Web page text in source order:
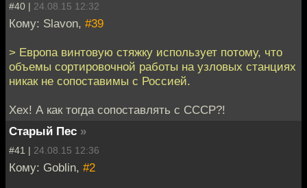
#40 | 24.08.15 12:32
Кому: Slavon, #39
> Европа винтовую стяжку использует потому, что
объемы сортировочной работы на узловых станциях
никак не сопоставимы с Россией.
Хех! А как тогда сопоставлять с СССР?!
Старый Пес »
#41 | 24.08.15 12:36
Кому: Goblin, #2